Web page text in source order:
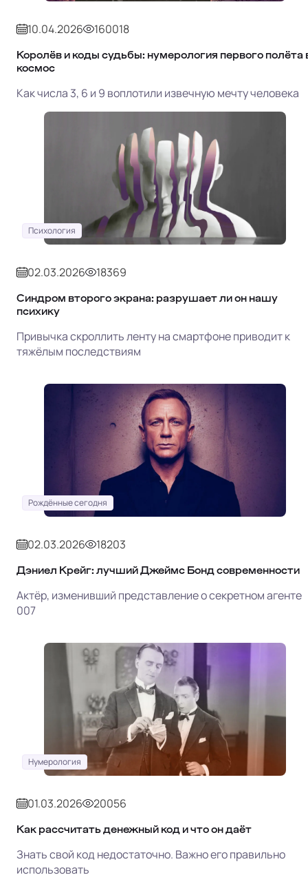
10.04.2026 160018
Королёв и коды судьбы: нумерология первого полёта
космос
Как числа 3, 6 и 9 воплотили извечную мечту человека
Психология
02.03.2026 18369
Синдром второго экрана: разрушает ли он нашу
психику
Привычка скроллить ленту на смартфоне приводит к
тяжёлым последствиям
Рождённые сегодня
02.03.2026 18203
Дэниел Крейг: лучший Джеймс Бонд современности
Актёр, изменивший представление о секретном агенте
007
Нумерология
01.03.2026 20056
Как рассчитать денежный код и что он даёт
Знать свой код недостаточно. Важно его правильно
использовать